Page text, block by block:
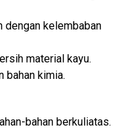
dengan kelembaban
material kayu.
bahan kimia.
bahan berkuliatas.